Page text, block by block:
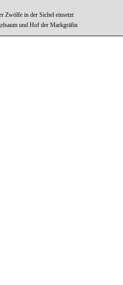
Zwölfe in der Sichel einsetzt
und Hof der Markgräfin